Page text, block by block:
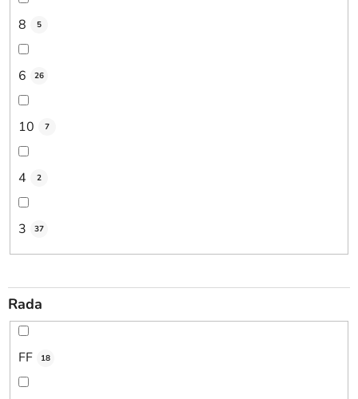
8 5
6 26
10 7
4 2
3 37
Rada
FF 18